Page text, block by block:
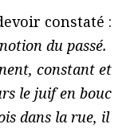
constaté :
du passé.
constant et
le juif en bouc
dans la rue, il